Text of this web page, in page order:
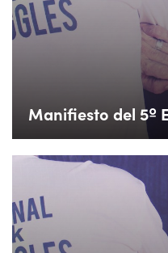
Manifiesto del 5º